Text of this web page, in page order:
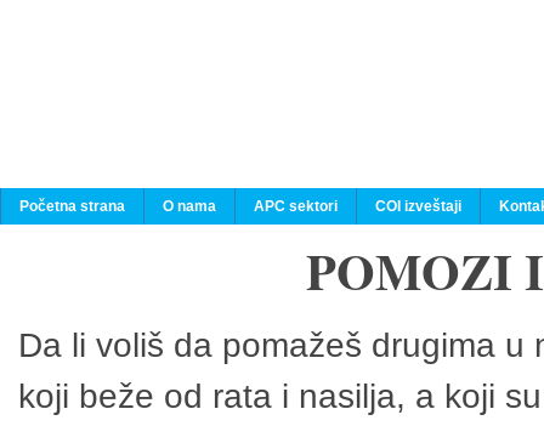
Početna strana O nama APC sektori COI izveštaji
POMOZI
Da li voliš da pomažeš drugima
koji beže od rata i nasilja, a koji